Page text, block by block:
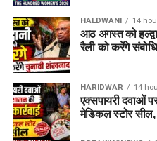
HALDWANI 14
आठ अगस्त को
रैली को करेंगे
HARIDWAR 14
एक्सपायरी दवाओं
मेडिकल स्टोर